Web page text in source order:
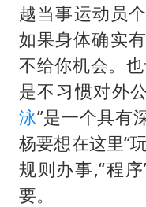
越当事运动员
如果身体确实
不给你机会。
是不习惯对外
泳”是一个具有
杨要想在这里“
规则办事,“程
要。